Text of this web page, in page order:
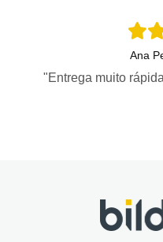
Ana
"Entrega muito